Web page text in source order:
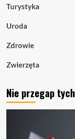
Turystyka
Uroda
Zdrowie
Zwierzęta
Nie przegap